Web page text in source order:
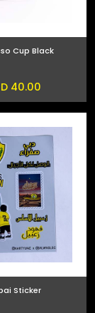
Cup Black
40.00
Sticker